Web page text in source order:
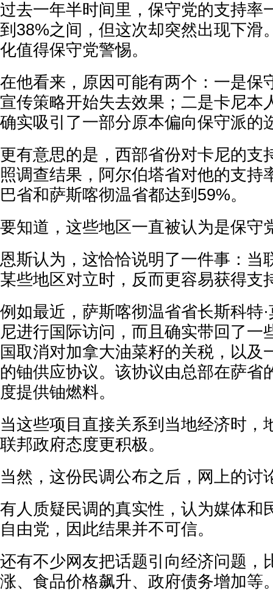
过去一年半时间里，保守党的支持率
到38%之间，但这次却突然出现下滑
化值得保守党警惕。
在他看来，原因可能有两个：一是保
宣传策略开始失去效果；二是卡尼本
确实吸引了一部分原本偏向保守派的
更有意思的是，西部省份对卡尼的支
照调查结果，阿尔伯塔省对他的支持
巴省和萨斯喀彻温省都达到59%。
要知道，这些地区一直被认为是保守
恩斯认为，这恰恰说明了一件事：当
某些地区对立时，反而更容易获得支
例如最近，萨斯喀彻温省省长斯科特
尼进行国际访问，而且确实带回了一
国取消对加拿大油菜籽的关税，以及
的铀供应协议。该协议由总部在萨省
度提供铀燃料。
当这些项目直接关系到当地经济时，
联邦政府态度更积极。
当然，这份民调公布之后，网上的讨
有人质疑民调的真实性，认为媒体和
自由党，因此结果并不可信。
还有不少网友把话题引向经济问题，
涨、食品价格飙升、政府债务增加等